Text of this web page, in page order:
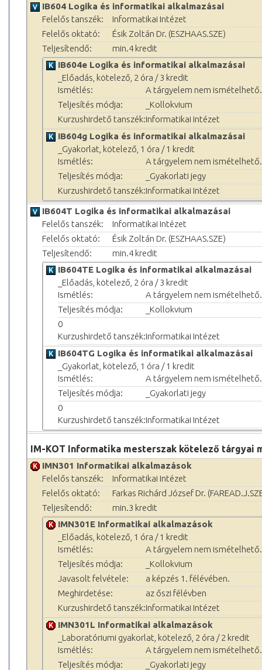
IB604 Logika és informatikai alkalmazásai
Felelős tanszék:
Informatikai Intézet
Felelős oktató:
Ésik Zoltán Dr. (ESZHAAS.SZE)
Teljesítendő:
min.4 kredit
IB604e Logika és informatikai alkalmazásai
_Előadás, kötelező, 2 óra / 3 kredit
Ismétlés:
A tárgyelem nem ismételhető.
Teljesítés módja:
_Kollokvium
Kurzushirdető tanszék:Informatikai Intézet
IB604g Logika és informatikai alkalmazásai
_Gyakorlat, kötelező, 1 óra / 1 kredit
Ismétlés:
A tárgyelem nem ismételhető.
Teljesítés módja:
_Gyakorlati jegy
Kurzushirdető tanszék:Informatikai Intézet
IB604T Logika és informatikai alkalmazásai
Felelős tanszék:
Informatikai Intézet
Felelős oktató:
Ésik Zoltán Dr. (ESZHAAS.SZE)
Teljesítendő:
min.4 kredit
IB604TE Logika és informatikai alkalmazásai
_Előadás, kötelező, 2 óra / 3 kredit
Ismétlés:
A tárgyelem nem ismételhető.
Teljesítés módja:
_Kollokvium
0
Kurzushirdető tanszék:Informatikai Intézet
IB604TG Logika és informatikai alkalmazásai
_Gyakorlat, kötelező, 1 óra / 1 kredit
Ismétlés:
A tárgyelem nem ismételhető.
Teljesítés módja:
_Gyakorlati jegy
0
Kurzushirdető tanszék:Informatikai Intézet
IM-KOT Informatika mesterszak kötelező tárgyai
IMN301 Informatikai alkalmazások
Felelős tanszék:
Informatikai Intézet
Felelős oktató:
Farkas Richárd József Dr.
Teljesítendő:
min.3 kredit
IMN301E Informatikai alkalmazások
_Előadás, kötelező, 1 óra / 1 kredit
Ismétlés:
A tárgyelem nem ismételhető.
Teljesítés módja:
_Kollokvium
Javasolt felvétele:
a képzés 1. félévében.
Meghirdetése:
az őszi félévben
Kurzushirdető tanszék:Informatikai Intézet
IMN301L Informatikai alkalmazások
_Laboratóriumi gyakorlat, kötelező, 2 óra / 2 kredit
Ismétlés:
A tárgyelem nem ismételhető.
Teljesítés módja:
_Gyakorlati jegy